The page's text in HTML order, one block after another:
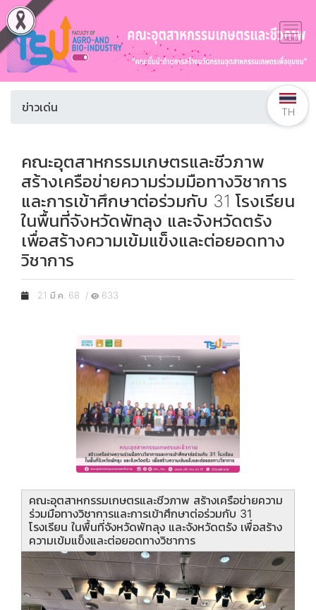
ข่าวเด่น
คณะอุตสาหกรรมเกษตรและชีวภาพ
สร้างเครือข่ายความร่วมมือทางวิชาการ
และการเข้าศึกษาต่อร่วมกับ 31 โรงเรียน
ในพื้นที่จังหวัดพัทลุง และจังหวัดตรัง
เพื่อสร้างความเข้มแข็งและต่อยอดทาง
วิชาการ
21 มี.ค. 68 / 633
คณะอุตสาหกรรมเกษตรและชีวภาพ สร้างเครือข่ายความ
ร่วมมือทางวิชาการและการเข้าศึกษาต่อร่วมกับ 31
โรงเรียน ในพื้นที่จังหวัดพัทลุง และจังหวัดตรัง เพื่อสร้าง
ความเข้มแข็งและต่อยอดทางวิชาการ
TH